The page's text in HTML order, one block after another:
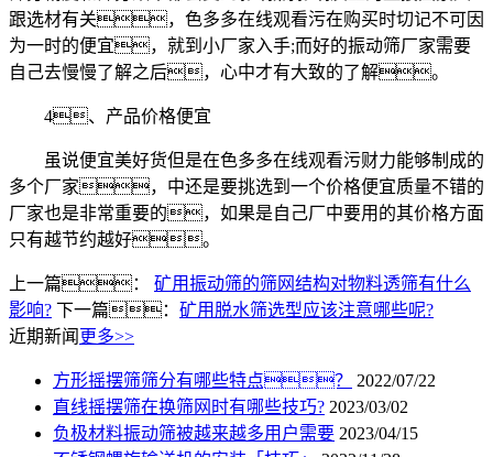
跟选材有关，色多多在线观看污在购买时切记不可因
为一时的便宜，就到小厂家入手;而好的振动筛厂家需要
自己去慢慢了解之后，心中才有大致的了解。
4、产品价格便宜
虽说便宜美好货但是在色多多在线观看污财力能够制成的
多个厂家，中还是要挑选到一个价格便宜质量不错的
厂家也是非常重要的，如果是自己厂中要用的其价格方面
只有越节约越好。
上一篇： 矿用振动筛的筛网结构对物料透筛有什么
影响? 下一篇： 矿用脱水筛选型应该注意哪些呢?
近期新闻 更多>>
方形摇摆筛筛分有哪些特点？
2022/07/22
直线摇摆筛在换筛网时有哪些技巧? 2023/03/02
负极材料振动筛被越来越多用户需要 2023/04/15